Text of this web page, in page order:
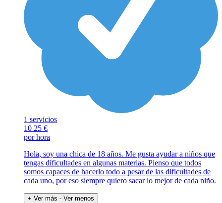
1 servicios
10 25 €
por hora
Hola, soy una chica de 18 años. Me gusta ayudar a niños que
tengas dificultades en algunas materias. Pienso que todos
somos capaces de hacerlo todo a pesar de las dificultades de
cada uno, por eso siempre quiero sacar lo mejor de cada niño.
+ Ver más - Ver menos